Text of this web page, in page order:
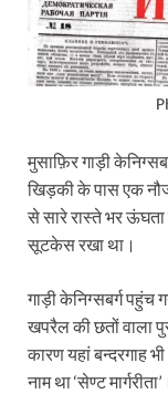
मुसाफ़ि‍र गाड़ी
खिड़की के पास एक
से सारे रास्ते भर
सूटकेस रखा था।
गाड़ी केनिग्सबर्ग
खपरैल की छतों वाला
कारण यहां बन्दरगाह
नाम था ‘सेण्ट